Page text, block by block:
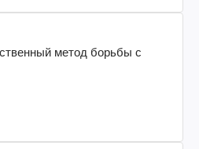
метод борьбы с